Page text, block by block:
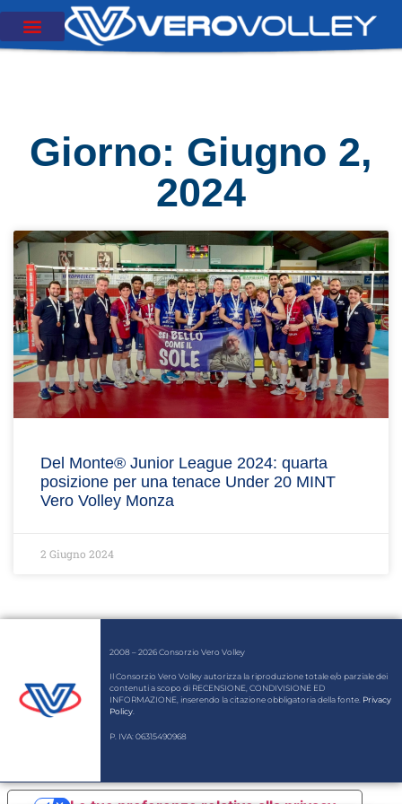
Giorno: Giugno 2,
2024
Del Monte® Junior League 2024: quarta
posizione per una tenace Under 20 MINT
Vero Volley Monza
2 Giugno 2024
2008 – 2026 Consorzio Vero Volley
Il Consorzio Vero Volley autorizza la riproduzione totale e/o parziale dei
contenuti a scopo di RECENSIONE, CONDIVISIONE ED
INFORMAZIONE, inserendo la citazione obbligatoria della fonte. Privacy
Policy.
P. IVA: 06315490968